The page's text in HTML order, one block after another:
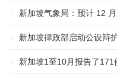
新加坡气象局：预计 12
新加坡律政部启动公设辩
新加坡1至10月报告了171